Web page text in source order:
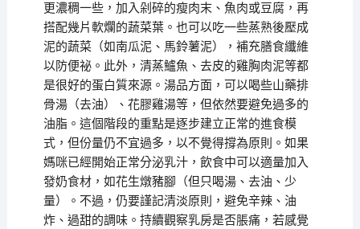
更濃稠一些，加入剁碎的瘦肉末、魚肉或豆腐，再
搭配幾片軟爛的蔬菜葉。也可以吃一些蒸熟後壓成
泥的蔬菜（如南瓜泥、馬鈴薯泥），補充膳食纖維
以防便祕。此外，清蒸鱸魚、去皮的雞胸肉泥等都
是很好的蛋白質來源。湯品方面，可以喝些山藥排
骨湯（去油）、花膠雞湯等，但依然要避免過多的
油脂。這個階段的重點是逐步建立正常的進食模
式，但份量仍不宜過多，以不覺得撐為原則。如果
媽咪已經開始正常分泌乳汁，飲食中可以適量加入
發奶食材，如花生燉豬腳（但只喝湯、去油、少
量）。不過，仍要謹記清淡原則，避免辛辣、油
炸、過甜的調味。持續觀察乳房是否脹痛，若感覺